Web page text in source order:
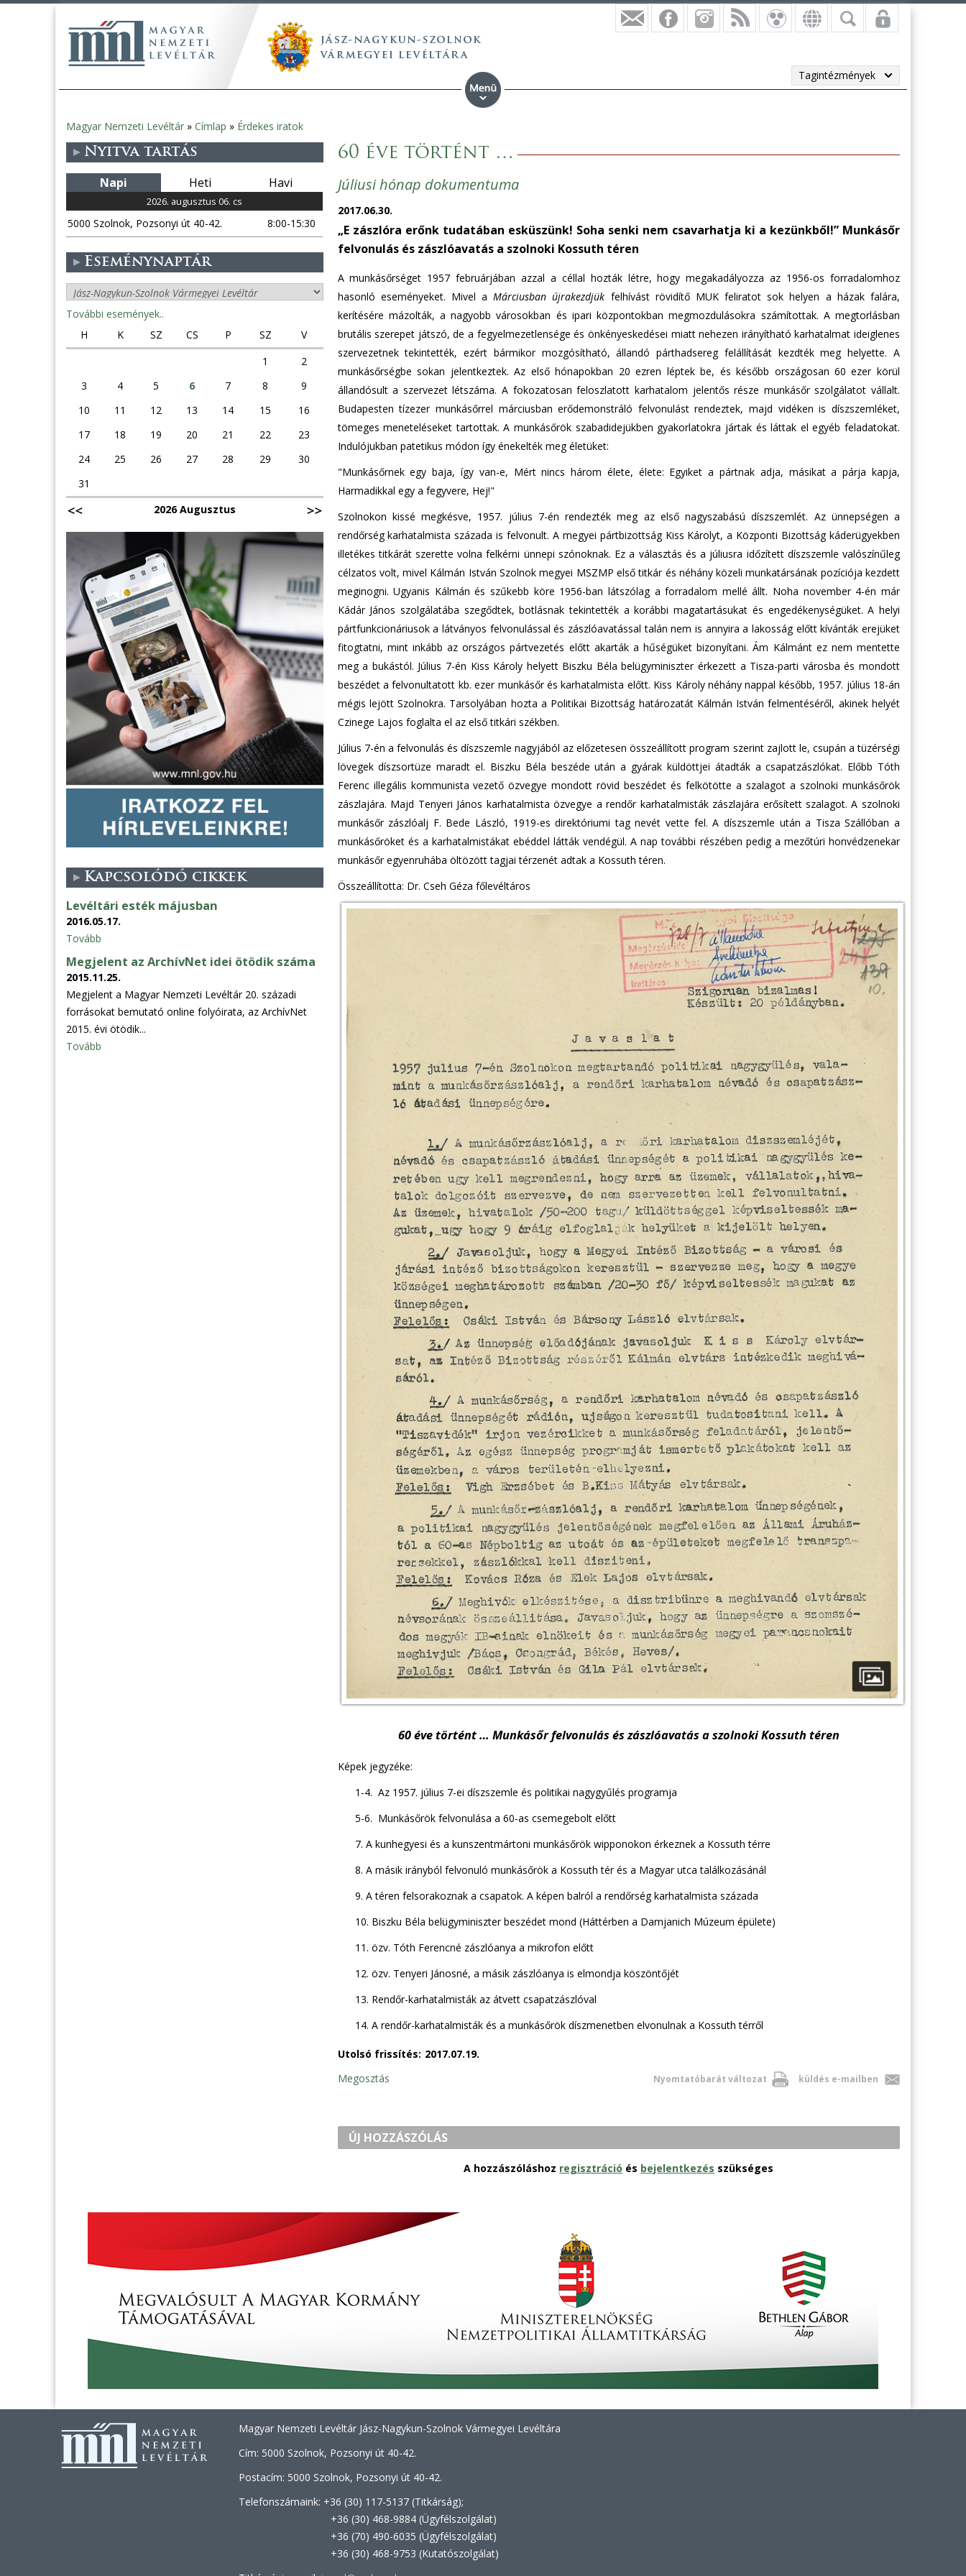
Tagintézmények
Jelenlegi
hely
Magyar Nemzeti Levéltár » Címlap » Érdekes iratok
60 éve történt …
Júliusi hónap dokumentuma
2017.06.30.
„E zászlóra erőnk tudatában esküszünk! Soha senki nem csavarhatja ki a kezünkből!” Munkásőr
felvonulás és zászlóavatás a szolnoki Kossuth téren
A munkásőrséget 1957 februárjában azzal a céllal hozták létre, hogy megakadályozza az 1956-os forradalomhoz
hasonló eseményeket. Mivel aMárciusban újrakezdjük felhívást rövidítő MUK feliratot sok helyen a házak falára,
kerítésére mázolták, a nagyobb városokban és ipari központokban megmozdulásokra számítottak. A megtorlásban
brutális szerepet játszó, de a fegyelmezetlensége és önkényeskedései miatt nehezen irányítható karhatalmat ideiglenes
szervezetnek tekintették, ezért bármikor mozgósítható, állandó párthadsereg felállítását kezdték meg helyette. A
munkásőrségbe sokan jelentkeztek. Az első hónapokban 20 ezren léptek be, és később országosan 60 ezer körül
állandósult a szervezet létszáma. A fokozatosan feloszlatott karhatalom jelentős része munkásőr szolgálatot vállalt.
Budapesten tízezer munkásőrrel márciusban erődemonstráló felvonulást rendeztek, majd vidéken is díszszemléket,
tömeges meneteléseket tartottak. A munkásőrök szabadidejükben gyakorlatokra jártak és láttak el egyéb feladatokat.
Indulójukban patetikus módon így énekelték meg életüket:
"Munkásőrnek egy baja, így van-e, Mért nincs három élete, élete: Egyiket a pártnak adja, másikat a párja kapja,
Harmadikkal egy a fegyvere, Hej!"
Szolnokon kissé megkésve, 1957. július 7-én rendezték meg az első nagyszabású díszszemlét. Az ünnepségen a
rendőrség karhatalmista százada is felvonult. A megyei pártbizottság Kiss Károlyt, a Központi Bizottság káderügyekben
illetékes titkárát szerette volna felkérni ünnepi szónoknak. Ez a választás és a júliusra időzített díszszemle valószínűleg
célzatos volt, mivel Kálmán István Szolnok megyei MSZMP első titkár és néhány közeli munkatársának pozíciója kezdett
meginogni. Ugyanis Kálmán és szűkebb köre 1956-ban látszólag a forradalom mellé állt. Noha november 4-én már
Kádár János szolgálatába szegődtek, botlásnak tekintették a korábbi magatartásukat és engedékenységüket. A helyi
pártfunkcionáriusok a látványos felvonulással és zászlóavatással talán nem is annyira a lakosság előtt kívánták erejüket
fitogtatni, mint inkább az országos pártvezetés előtt akarták a hűségüket bizonyítani. Ám Kálmánt ez nem mentette
meg a bukástól. Július 7-én Kiss Károly helyett Biszku Béla belügyminiszter érkezett a Tisza-parti városba és mondott
beszédet a felvonultatott kb. ezer munkásőr és karhatalmista előtt. Kiss Károly néhány nappal később, 1957. július 18-án
mégis lejött Szolnokra. Tarsolyában hozta a Politikai Bizottság határozatát Kálmán István felmentéséről, akinek helyét
Czinege Lajos foglalta el az első titkári székben.
Július 7-én a felvonulás és díszszemle nagyjából az előzetesen összeállított program szerint zajlott le, csupán a tüzérségi
lövegek díszsortüze maradt el. Biszku Béla beszéde után a gyárak küldöttjei átadták a csapatzászlókat. Előbb Tóth
Ferenc illegális kommunista vezető özvegye mondott rövid beszédet és felkötötte a szalagot a szolnoki munkásőrök
zászlajára. Majd Tenyeri János karhatalmista özvegye a rendőr karhatalmisták zászlajára erősített szalagot. A szolnoki
munkásőr zászlóalj F. Bede László, 1919-es direktóriumi tag nevét vette fel. A díszszemle után a Tisza Szállóban a
munkásőröket és a karhatalmistákat ebéddel látták vendégül. A nap további részében pedig a mezőtúri honvédzenekar
munkásőr egyenruhába öltözött tagjai térzenét adtak a Kossuth téren.
Összeállította: Dr. Cseh Géza főlevéltáros
60 éve történt … Munkásőr felvonulás és zászlóavatás a szolnoki Kossuth téren
Képek jegyzéke:
1-4. Az 1957. július 7-ei díszszemle és politikai nagygyűlés programja
5-6. Munkásőrök felvonulása a 60-as csemegebolt előtt
7. A kunhegyesi és a kunszentmártoni munkásőrök wipponokon érkeznek a Kossuth térre
8. A másik irányból felvonuló munkásőrök a Kossuth tér és a Magyar utca találkozásánál
9. A téren felsorakoznak a csapatok. A képen balról a rendőrség karhatalmista százada
10. Biszku Béla belügyminiszter beszédet mond (Háttérben a Damjanich Múzeum épülete)
11. özv. Tóth Ferencné zászlóanya a mikrofon előtt
12. özv. Tenyeri Jánosné, a másik zászlóanya is elmondja köszöntőjét
13. Rendőr-karhatalmisták az átvett csapatzászlóval
14. A rendőr-karhatalmisták és a munkásőrök díszmenetben elvonulnak a Kossuth térről
Utolsó frissítés: 2017.07.19.
Nyomtatóbarát változat küldés e-mailben
Megosztás
ÚJ HOZZÁSZÓLÁS
A hozzászóláshoz regisztráció és bejelentkezés szükséges
Nyitva tartás
Napi Heti Havi
2026. augusztus 06. cs
5000 Szolnok, Pozsonyi út 40-42. 8:00-15:30
Eseménynaptár
További események..
H
K SZ CS P SZ
V
1
2
3
4 5 6 7 8
9
10
11 12 13 14 15
16
17
18 19 20 21 22
23
24
25 26 27 28 29
30
31
2026 Augusztus
Kapcsolódó cikkek
Levéltári esték májusban
2016.05.17.
Tovább
Megjelent az ArchívNet idei ötödik száma
2015.11.25.
Megjelent a Magyar Nemzeti Levéltár 20. századi
forrásokat bemutató online folyóirata, az ArchívNet
2015. évi ötödik...
Tovább
Magyar Nemzeti Levéltár Jász-Nagykun-Szolnok Vármegyei Levéltára
Cím: 5000 Szolnok, Pozsonyi út 40-42.
Postacím: 5000 Szolnok, Pozsonyi út 40-42.
Telefonszámaink: +36 (30) 117-5137 (Titkárság);
+36 (30) 468-9884 (Ügyfélszolgálat)
+36 (70) 490-6035 (Ügyfélszolgálat)
+36 (30) 468-9753 (Kutatószolgálat)